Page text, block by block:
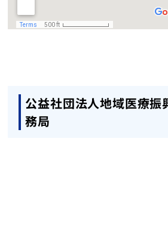
English
公益社団法人地域医療
務局